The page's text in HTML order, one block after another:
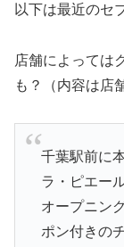
以下は最近のセ
店舗によっては
も？（内容は店
千葉駅前に
ラ・ピエー
オープニン
ポン付きの